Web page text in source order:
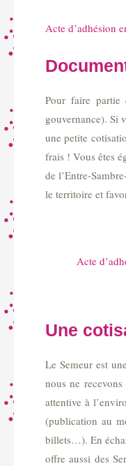
Acte d’adhésion
Pour faire partie
gouvernance). Si
une petite
frais ! Vous êtes
de l’Entre-
le territoire et
Acte
Une
Le Semeur est
nous ne
attentive à
(publication au
billets…). En
offre aussi des